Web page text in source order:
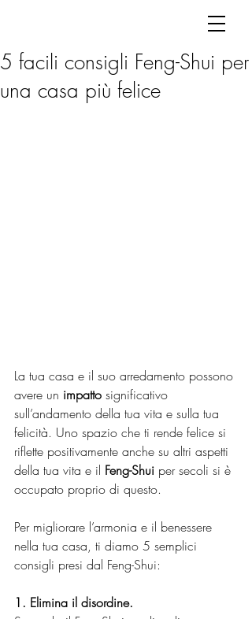
5 facili consigli Feng-Shui per
una casa più felice
La tua casa e il suo arredamento possono
avere un impatto significativo
sull’andamento della tua vita e sulla tua
felicità. Uno spazio che ti rende felice si
riflette positivamente anche su altri aspetti
della tua vita e il Feng-Shui per secoli si è
occupato proprio di questo.
Per migliorare l’armonia e il benessere
nella tua casa, ti diamo 5 semplici
consigli presi dal Feng-Shui:
1. Elimina il disordine.